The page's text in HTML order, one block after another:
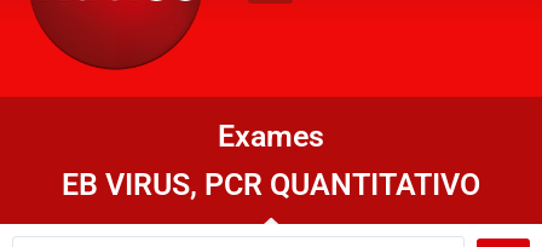
Exames
EB VIRUS, PCR QUANTITATIVO